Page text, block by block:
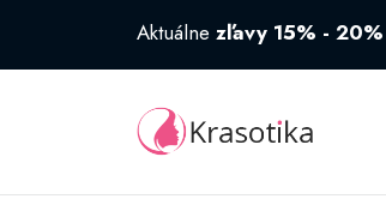
Aktuálne zľavy 15% - 20%